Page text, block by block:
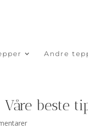
Andre
beste